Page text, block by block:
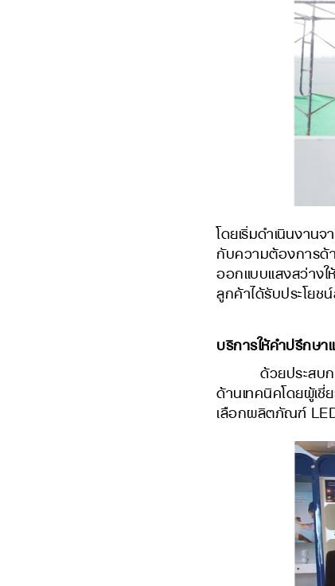
โดยเริ่มดำเนินงา
กับความต้องการด้
ออกแบบแสงสว่าง
ลูกค้าได้รับประโย
บริการให้คำปรึกษ
ด้วยประสบการ
ด้านเทคนิคโดยผู้เ
เลือกผลิตภัณฑ์